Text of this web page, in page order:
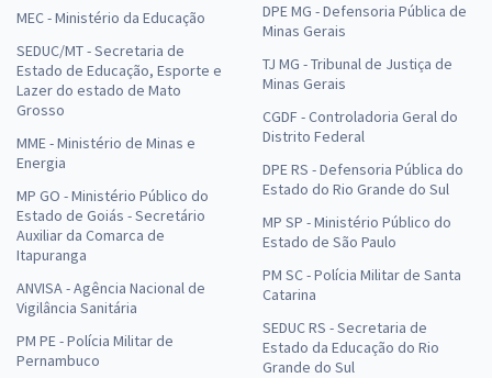
MEC - Ministério da Educação
SEDUC/MT - Secretaria de
Estado de Educação, Esporte e
Lazer do estado de Mato
Grosso
MME - Ministério de Minas e
Energia
MP GO - Ministério Público do
Estado de Goiás - Secretário
Auxiliar da Comarca de
Itapuranga
ANVISA - Agência Nacional de
Vigilância Sanitária
PM PE - Polícia Militar de
Pernambuco
DPE MG - Defensoria Pública de
Minas Gerais
TJ MG - Tribunal de Justiça de
Minas Gerais
CGDF - Controladoria Geral do
Distrito Federal
DPE RS - Defensoria Pública do
Estado do Rio Grande do Sul
MP SP - Ministério Público do
Estado de São Paulo
PM SC - Polícia Militar de Santa
Catarina
SEDUC RS - Secretaria de
Estado da Educação do Rio
Grande do Sul